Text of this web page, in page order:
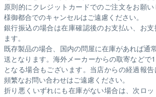
原則的にクレジットカードでのご注文をお願
様御都合でのキャンセルはご遠慮ください。
銀行振込の場合は在庫確認後のお支払い、お
ます。
既存製品の場合、国内の問屋に在庫があれば通
送となります。海外メーカーからの取寄などで
となる場合もございます。 当店からの経過報告
頻繁なお問い合わせはご遠慮ください。
折り悪くいずれにも在庫がない場合は、次ロ